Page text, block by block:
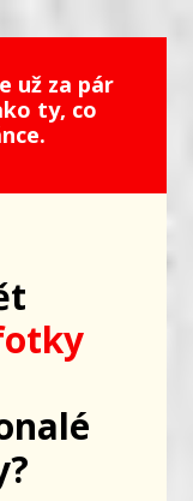
už za pár
ty, co